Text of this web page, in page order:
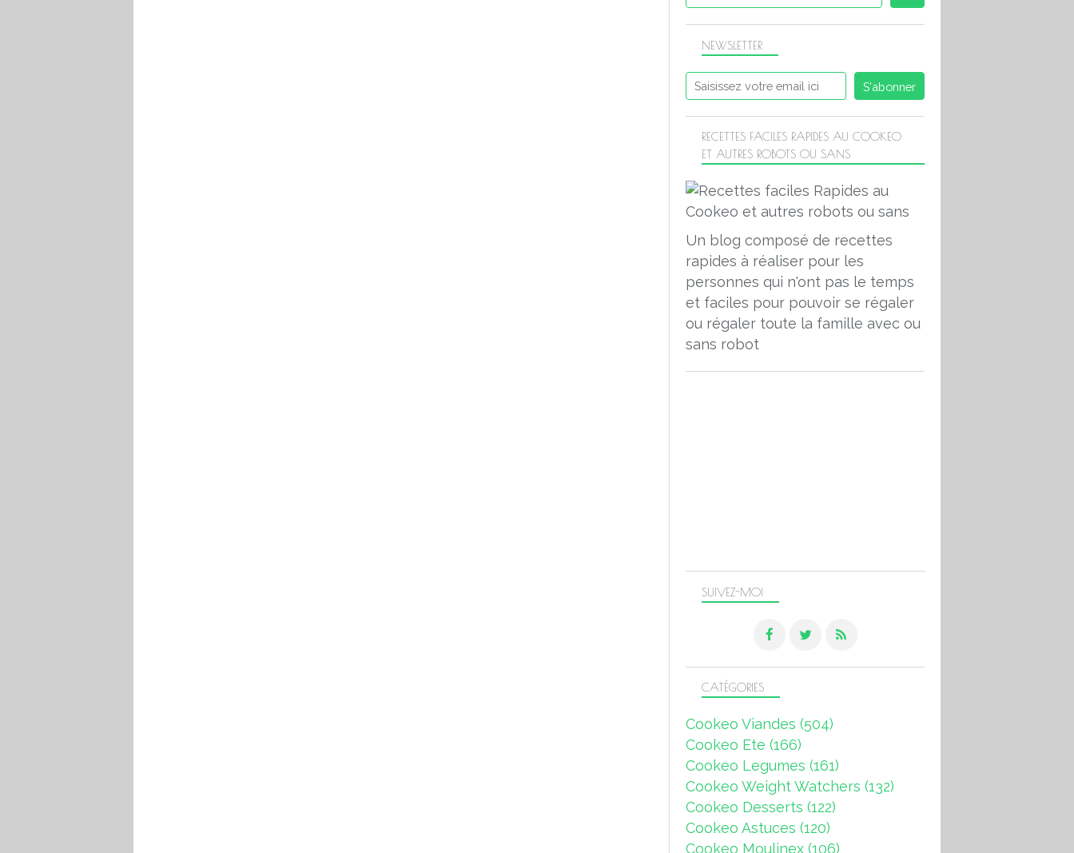
NEWSLETTER
SUIVEZ-MOI
RECETTES FACILES RAPIDES AU COOKEO
ET AUTRES ROBOTS OU SANS
Un blog composé de recettes
rapides à réaliser pour les
personnes qui n'ont pas le temps
et faciles pour pouvoir se régaler
ou régaler toute la famille avec ou
sans robot
CATÉGORIES
Cookeo Viandes (504)
Cookeo Ete (166)
Cookeo Legumes (161)
Cookeo Weight Watchers (132)
Cookeo Desserts (122)
Cookeo Astuces (120)
Cookeo Moulinex (106)